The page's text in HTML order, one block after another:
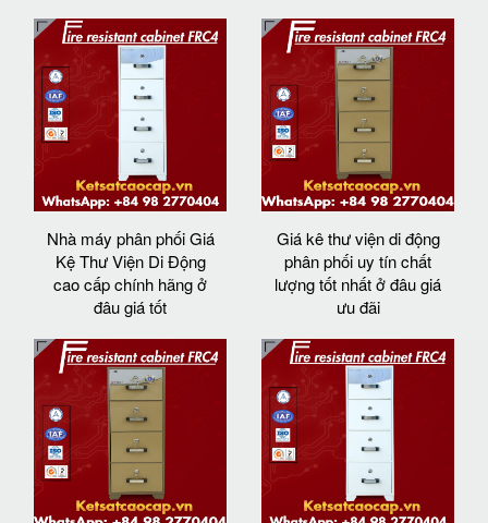
Nhà máy phân phối Giá
Kệ Thư Viện Di Động
cao cấp chính hãng ở
đâu giá tốt
Giá kê thư viện di động
phân phối uy tín chất
lượng tốt nhất ở đâu giá
ưu đãi